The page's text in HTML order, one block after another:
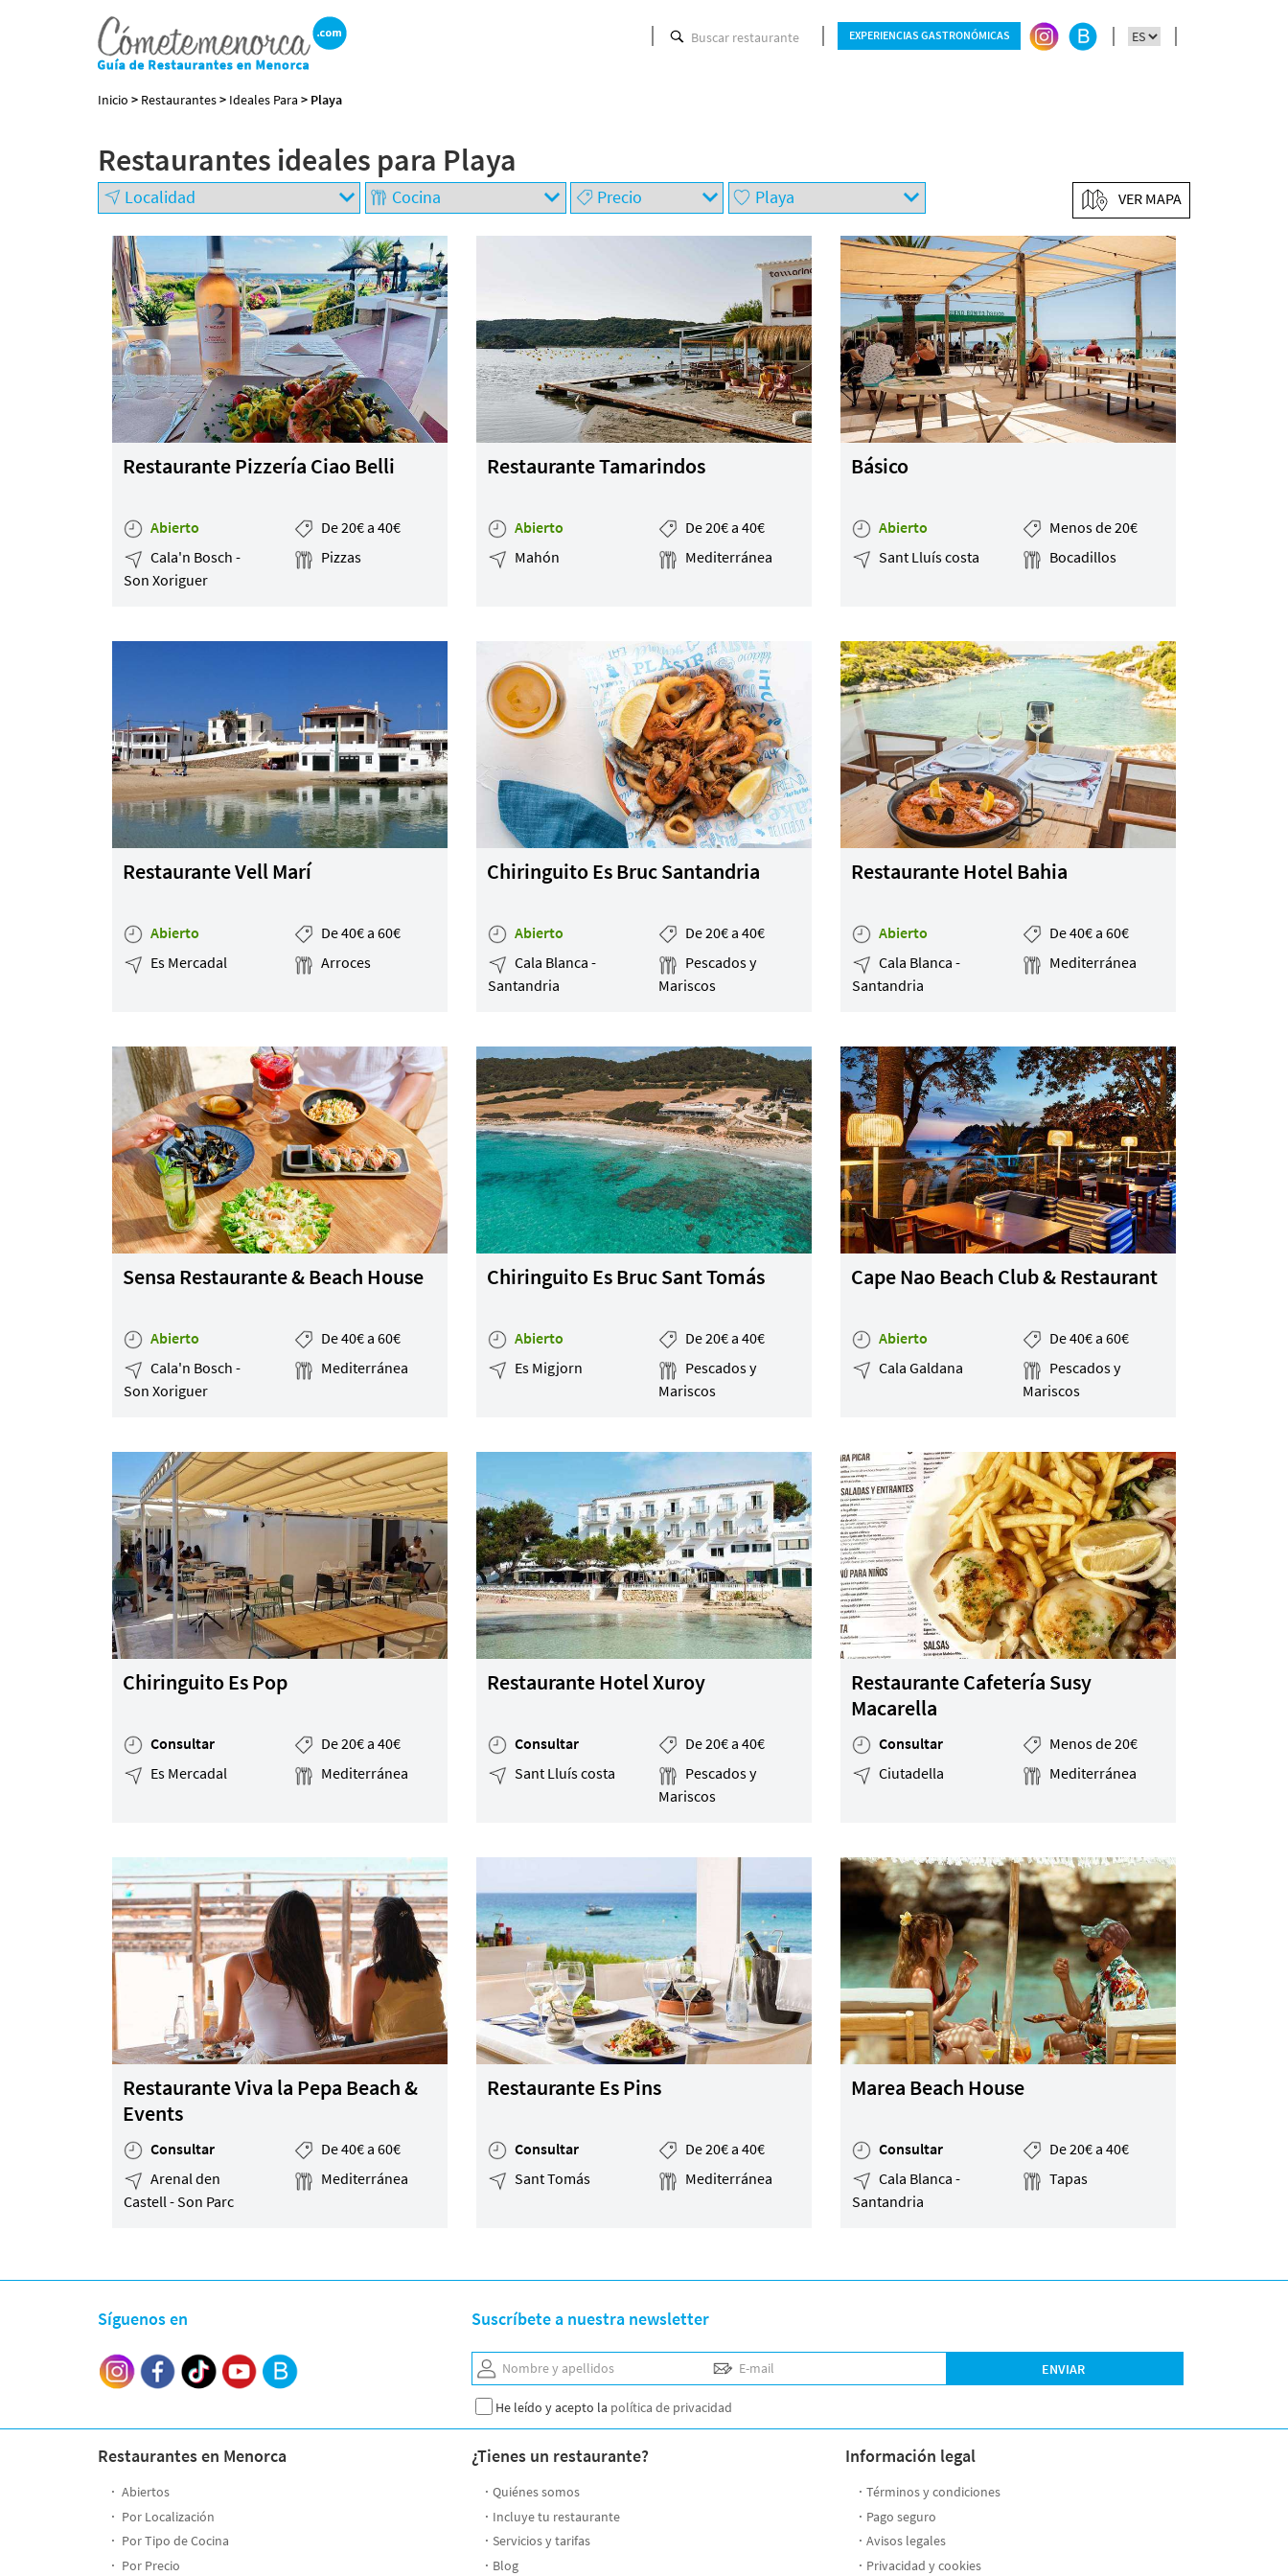
Buscar restaurante EXPERIENCIAS GASTRONÓMICAS
BUSCAR RESTAURANTE
GASTRONÓMICAS
Restaurantes en
Por Localización
Por Tipo de Cocina
restaurante?
Quiénes somos
Servicios y tarifas
Información legal
Términos y condiciones
Pago seguro
Avisos legales
Privacidad y cookies
Mapa de la web
Desarrollado porBinary Menorca
Inicio > Restaurantes> Ideales Para > Playa
Restaurantes ideales para Playa
VER MAPA
+
−
Restaurante Pizzería Ciao Belli
Abierto
De 20€ a 40€
Cala'n Bosch -
Son Xoriguer
Pizzas
Restaurante Tamarindos
Abierto
De 20€ a 40€
Mahón
Mediterránea
Básico
Abierto
Menos de 20€
Sant Lluís costa
Bocadillos
Restaurante Vell Marí
Abierto
De 40€ a 60€
Es Mercadal
Arroces
Chiringuito Es Bruc Santandria
Abierto
De 20€ a 40€
Cala Blanca -
Santandria
Pescados y
Mariscos
Restaurante Hotel Bahia
Abierto
De 40€ a 60€
Cala Blanca -
Santandria
Mediterránea
Sensa Restaurante & Beach House
Abierto
De 40€ a 60€
Cala'n Bosch -
Son Xoriguer
Mediterránea
Chiringuito Es Bruc Sant Tomás
Abierto
De 20€ a 40€
Es Migjorn
Pescados y
Mariscos
Cape Nao Beach Club & Restaurant
Abierto
De 40€ a 60€
Cala Galdana
Pescados y
Mariscos
Chiringuito Es Pop
Consultar
De 20€ a 40€
Es Mercadal
Mediterránea
Restaurante Hotel Xuroy
Consultar
De 20€ a 40€
Sant Lluís costa
Pescados y
Mariscos
Restaurante Cafetería Susy
Macarella
Consultar
Menos de 20€
Ciutadella
Mediterránea
Restaurante Viva la Pepa Beach &
Events
Consultar
De 40€ a 60€
Arenal den
Castell - Son Parc
Mediterránea
Restaurante Es Pins
Consultar
De 20€ a 40€
Sant Tomás
Mediterránea
Marea Beach House
Consultar
De 20€ a 40€
Cala Blanca -
Santandria
Tapas
Síguenos en Suscríbete a nuestra newsletter
Nombre y apellidos E-mail ENVIAR
He leído y acepto la política de privacidad
Restaurantes en Menorca
Abiertos
Por Localización
Por Tipo de Cocina
Por Precio
¿Tienes un restaurante?
Quiénes somos
Incluye tu restaurante
Servicios y tarifas
Blog
Información legal
Términos y condiciones
Pago seguro
Avisos legales
Privacidad y cookies